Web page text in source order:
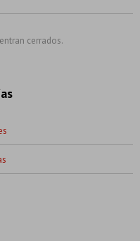
cerrados.